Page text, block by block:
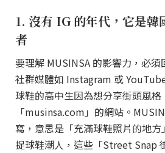
1. 沒有 IG 的年代，它是韓
者
要理解 MUSINSA 的影響力，必須
社群媒體如 Instagram 或
球鞋的高中生因為想分享街頭風格
「musinsa.com」的網站。
寫，意思是「充滿球鞋照片的地
捉球鞋潮人，這些「Street Snap